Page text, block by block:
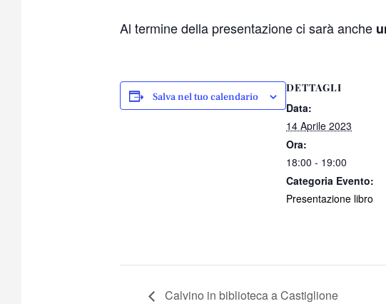
Al termine della presentazione ci sarà anche
Salva nel tuo calendario
DETTAGLI
Data:
14 Aprile 2023
Ora:
18:00 - 19:00
Categoria Evento:
Presentazione libro
Calvino in biblioteca a Castiglione